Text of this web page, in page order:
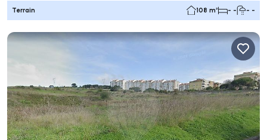
Terrain 108 m² - - - -